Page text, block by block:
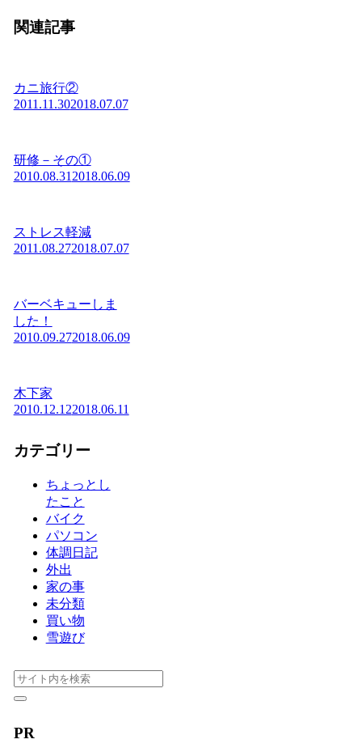
関連記事
カニ旅行②
2011.11.302018.07.07
研修－その①
2010.08.31 2018.06.09
ストレス軽減
2011.08.272018.07.07
バーベキューしま
した！
2010.09.272018.06.09
木下家
2010.12.122018.06.11
カテゴリー
ちょっとし
たこと
バイク
パソコン
体調日記
外出
家の事
未分類
買い物
雪遊び
PR